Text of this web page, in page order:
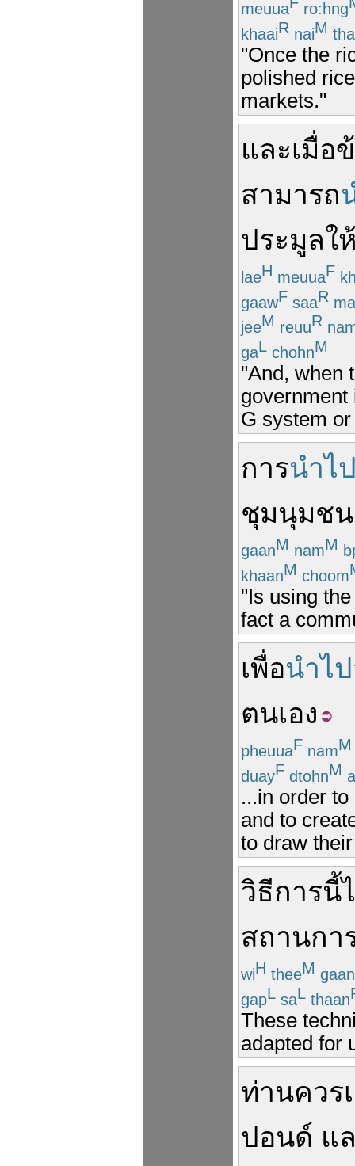
meuua ro:hng
khaaiR naiM
"Once the
polished
markets."
และเมื่อ
สามารถ
ประมูลใ
laeH meuuaF
gaawF saaR
jeeM reuuR
gaL chohnM
"And, when
government
G system
การนำไ
ชุมนุมชน
gaanM namM
khaanM choom
"Is using
fact a
เพื่อนำไป
ตนเอง
pheuuaF namM
duayF dtohnM
...in order
and to
to draw
วิธีการนี้
สถานก
wiH theeM gaan
gapL saL thaan
These
adapted for
ท่านควร
ปอนด์ แ